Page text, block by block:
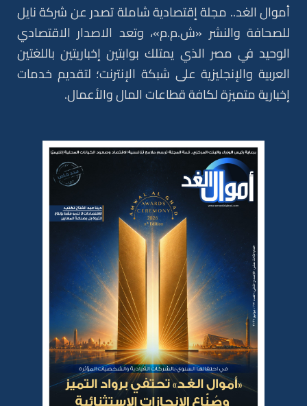
أموال الغد.. مجلة إقتصادية شاملة تصدر عن شركة نايل
للصحافة والنشر «ش.م.م»، وتعد الاصدار الاقتصادي
الوحيد في مصر الذي يمتلك بوابتين إخباريتين باللغتين
العربية والإنجليزية على شبكة الإنترنت؛ لتقديم خدمات
إخبارية متميزة لكافة قطاعات المال والأعمال.